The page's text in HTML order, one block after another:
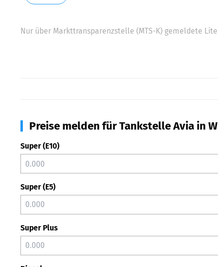
Nur über Markttransparenzstelle (MTS-K) gemeldete
Preise melden für Tankstelle Avia in
Super (E10)
Super (E5)
Super Plus